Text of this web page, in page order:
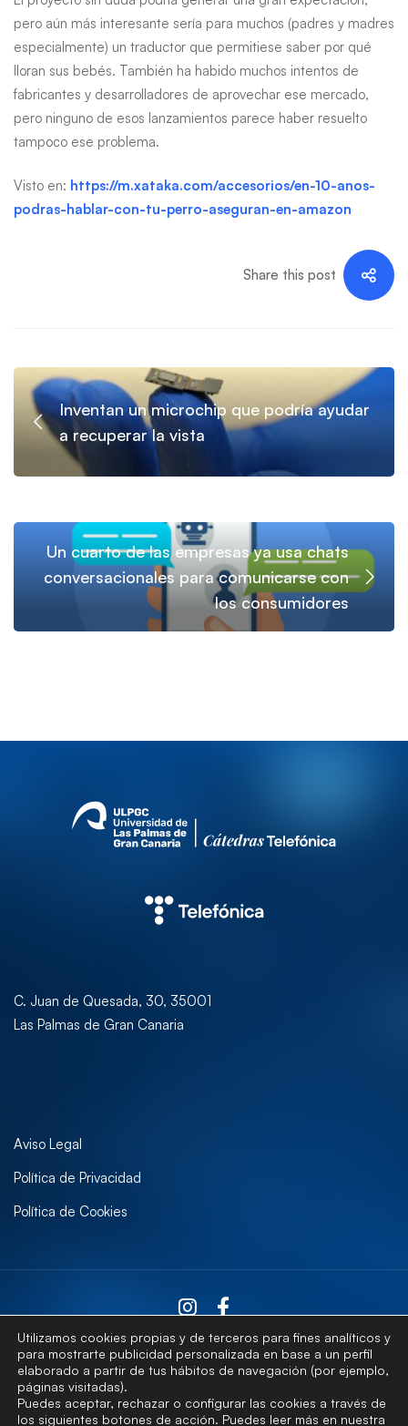
pero aún más interesante sería para muchos (padres y madres
especialmente) un traductor que permitiese saber por qué
lloran sus bebés. También ha habido muchos intentos de
fabricantes y desarrolladores de aprovechar ese mercado,
pero ninguno de esos lanzamientos parece haber resuelto
tampoco ese problema.
Visto en: https://m.xataka.com/accesorios/en-10-anos-
podras-hablar-con-tu-perro-aseguran-en-amazon
Share this post
Inventan un microchip que podría ayudar
a recuperar la vista
Un cuarto de las empresas ya usa chats
conversacionales para comunicarse con
los consumidores
C. Juan de Quesada, 30, 35001
Las Palmas de Gran Canaria
Aviso Legal
Política de Privacidad
Política de Cookies
Contactar
Utilizamos cookies propias y de terceros para fines analíticos y
para mostrarte publicidad personalizada en base a un perfil
elaborado a partir de tus hábitos de navegación (por ejemplo,
páginas visitadas).
Puedes aceptar, rechazar o configurar las cookies a través de
los siguientes botones de acción. Puedes leer más en nuestra